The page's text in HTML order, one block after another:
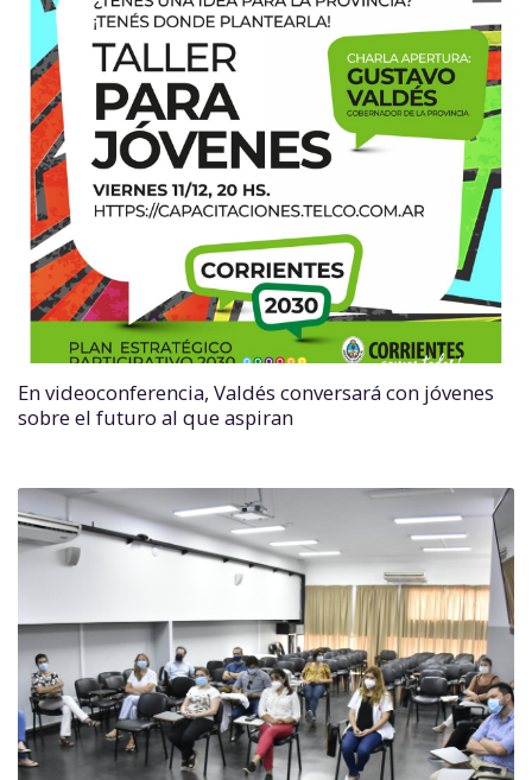
En videoconferencia, Valdés conversará con jóvenes
sobre el futuro al que aspiran